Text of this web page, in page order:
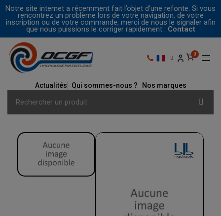
Notre site internet a récemment fait l’objet d’une refonte. Si vous
rencontrez un problème lors de votre navigation, de votre
inscription ou de votre commande, merci de nous le signaler afin
que nous puissions le corriger rapidement : Contact
Actualités Qui sommes-nous ? Nos marques